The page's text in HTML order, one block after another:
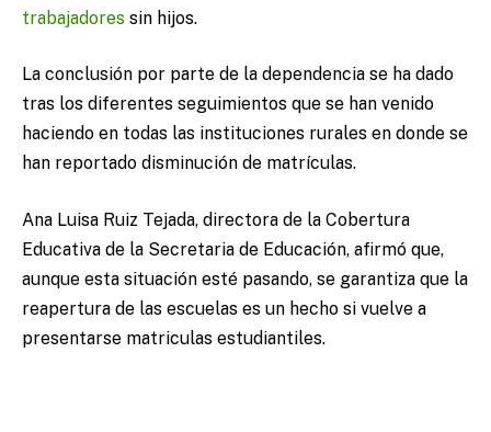
trabajadores sin hijos.
La conclusión por parte de la dependencia se ha dado
tras los diferentes seguimientos que se han venido
haciendo en todas las instituciones rurales en donde se
han reportado disminución de matrículas.
Ana Luisa Ruiz Tejada, directora de la Cobertura
Educativa de la Secretaria de Educación, afirmó que,
aunque esta situación esté pasando, se garantiza que la
reapertura de las escuelas es un hecho si vuelve a
presentarse matriculas estudiantiles.